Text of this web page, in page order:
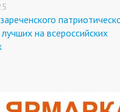
на всероссийских